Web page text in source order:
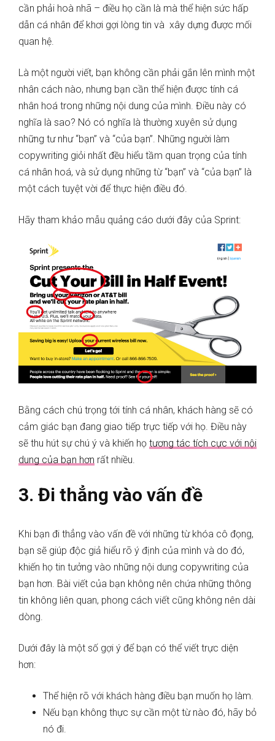
cần phải hoà nhã – điều họ cần là mà thể hiện sức hấp
dẫn cá nhân để khơi gợi lòng tin và xây dựng được mối
quan hệ.
Là một người viết, bạn không cần phải gắn lên mình một
nhân cách nào, nhưng bạn cần thể hiện được tính cá
nhân hoá trong những nội dung của mình. Điều này có
nghĩa là sao? Nó có nghĩa là thường xuyên sử dụng
những tư như “bạn” và “của bạn”. Những người làm
copywriting giỏi nhất đều hiểu tầm quan trọng của tính
cá nhân hoá, và sử dụng những từ “bạn” và “của bạn” là
một cách tuyệt vời để thực hiện điều đó.
Hãy tham khảo mẫu quảng cáo dưới đây của Sprint:
Bằng cách chú trọng tới tính cá nhân, khách hàng sẽ có
cảm giác bạn đang giao tiếp trực tiếp với họ. Điều này
sẽ thu hút sự chú ý và khiến họ tương tác tích cực với nội
dung của bạn hơn rất nhiều.
3. Đi thẳng vào vấn đề
Khi bạn đi thẳng vào vấn đề với những từ khóa cô đọng,
bạn sẽ giúp độc giả hiểu rõ ý định của mình và do đó,
khiến họ tin tưởng vào những nội dung copywriting của
bạn hơn. Bài viết của bạn không nên chứa những thông
tin không liên quan, phong cách viết cũng không nên dài
dòng.
Dưới đây là một số gợi ý để bạn có thể viết trực diện
hơn:
Thể hiện rõ với khách hàng điều bạn muốn họ làm.
Nếu bạn không thực sự cần một từ nào đó, hãy bỏ
nó đi.